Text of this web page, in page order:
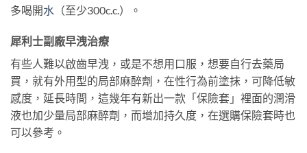
多喝開水 （至少300c.c.）。
犀利士副廠早洩治療
有些人難以啟齒早洩，或是不想用口服，想要自行去藥局
買，就有外用型的局部麻醉劑，在性行為前塗抹，可降低敏
感度，延長時間，這幾年有新出一款「保險套」裡面的潤滑
液也加少量局部麻醉劑，而增加持久度，在選購保險套時也
可以參考。